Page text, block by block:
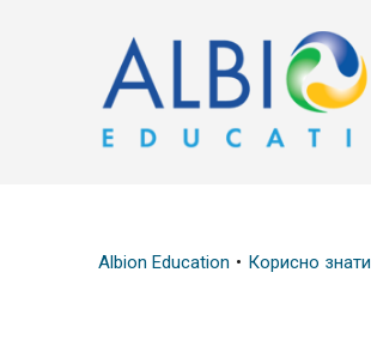
Albion Education Корисно знати